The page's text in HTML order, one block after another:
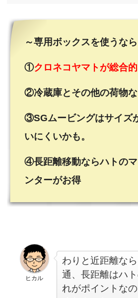
～専用ボックスを使うな
①クロネコヤマトが総合
②冷蔵庫とその他の荷物
③SGムービングはサイズ
いにくいかも。
④長距離移動ならハトの
ンターがお得
ヒカル
わりと近距離な
通、長距離はハ
れがポイントな